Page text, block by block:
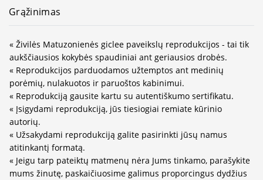
Grąžinimas
« Živilės Matuzonienės giclee paveikslų reprodukcijos - tai tik
aukščiausios kokybės spaudiniai ant geriausios drobės.
« Reprodukcijos parduodamos užtemptos ant medinių
porėmių, nulakuotos ir paruoštos kabinimui.
« Reprodukciją gausite kartu su autentiškumo sertifikatu.
« Įsigydami reprodukciją, jūs tiesiogiai remiate kūrinio
autorių.
« Užsakydami reprodukciją galite pasirinkti jūsų namus
atitinkantį formatą.
« Jeigu tarp pateiktų matmenų nėra Jums tinkamo, parašykite
mums žinutę, paskaičiuosime galimus proporcingus dydžius